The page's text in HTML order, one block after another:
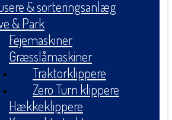
& sorteringsanlæg
& Park
Fejemaskiner
Græsslåmaskiner
Traktorklippere
Zero Turn klippere
Hækkeklippere